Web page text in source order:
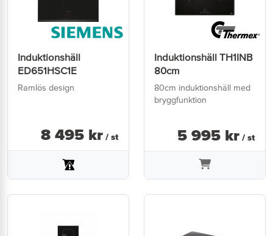
Induktionshäll
ED651HSC1E
Ramlös design
8 495 kr / st
Induktionshäll TH1INB
80cm
80cm induktionshäll med
bryggfunktion
5 995 kr / st